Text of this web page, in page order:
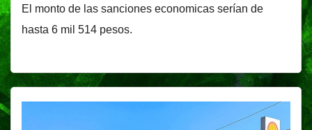
El monto de las sanciones economicas serían de
hasta 6 mil 514 pesos.